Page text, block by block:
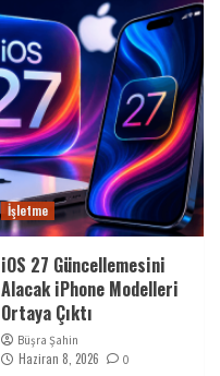
İşletme
iOS 27 Güncellemesini
Alacak iPhone Modelleri
Ortaya Çıktı
Büşra Şahin
Haziran 8, 2026 0